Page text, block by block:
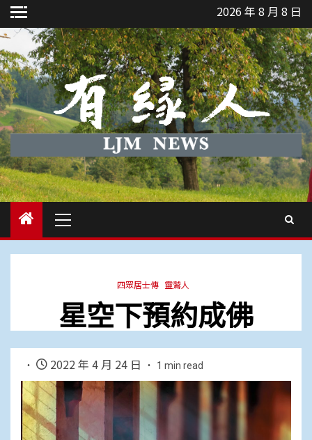
Skip
to
content
2026 年 8 月 8 日
Menu
四眾居士傳 靈鷲人
星空下預約成佛
2022 年 4 月 24 日 1 min read